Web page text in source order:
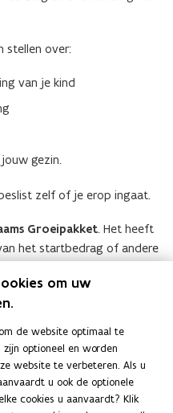
stellen over:
van je kind
gezin.
zelf of je erop ingaat.
Groeipakket. Het heeft
het startbedrag of andere
Gezin
terecht bij
je uitbetaler
om uw
de website optimaal te
optioneel en worden
website te verbeteren. Als u
u ook de optionele
cookies u aanvaardt? Klik